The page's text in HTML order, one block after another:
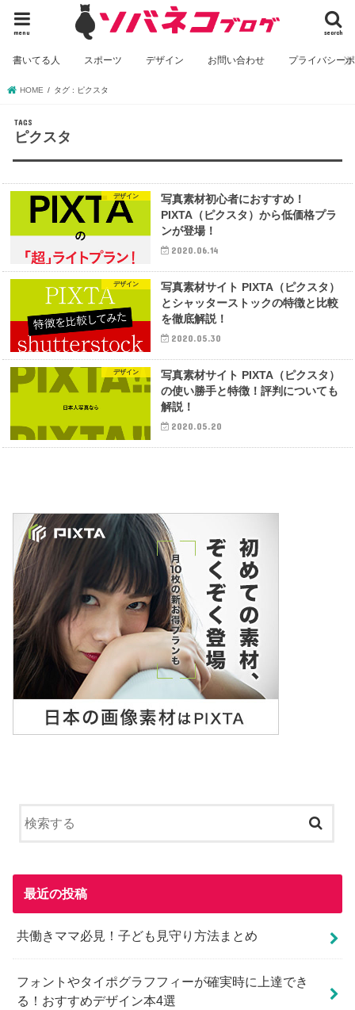
search
menu
書いてる人 スポーツ デザイン お問い合わせ プライバシー
HOME タグ : ピクスタ
ピクスタ
デザイン
写真素材初心者におすすめ！
PIXTA（ピクスタ）から低価格プラ
ンが登場！
2020.06.14
デザイン
写真素材サイト PIXTA（ピクスタ）
とシャッターストックの特徴と比較
を徹底解説！
2020.05.30
デザイン
写真素材サイト PIXTA（ピクスタ）
の使い勝手と特徴！評判についても
解説！
2020.05.20
最近の投稿
共働きママ必見！子ども見守り方法まとめ
フォントやタイポグラフフィーが確実時に上達でき
る！おすすめデザイン本4選